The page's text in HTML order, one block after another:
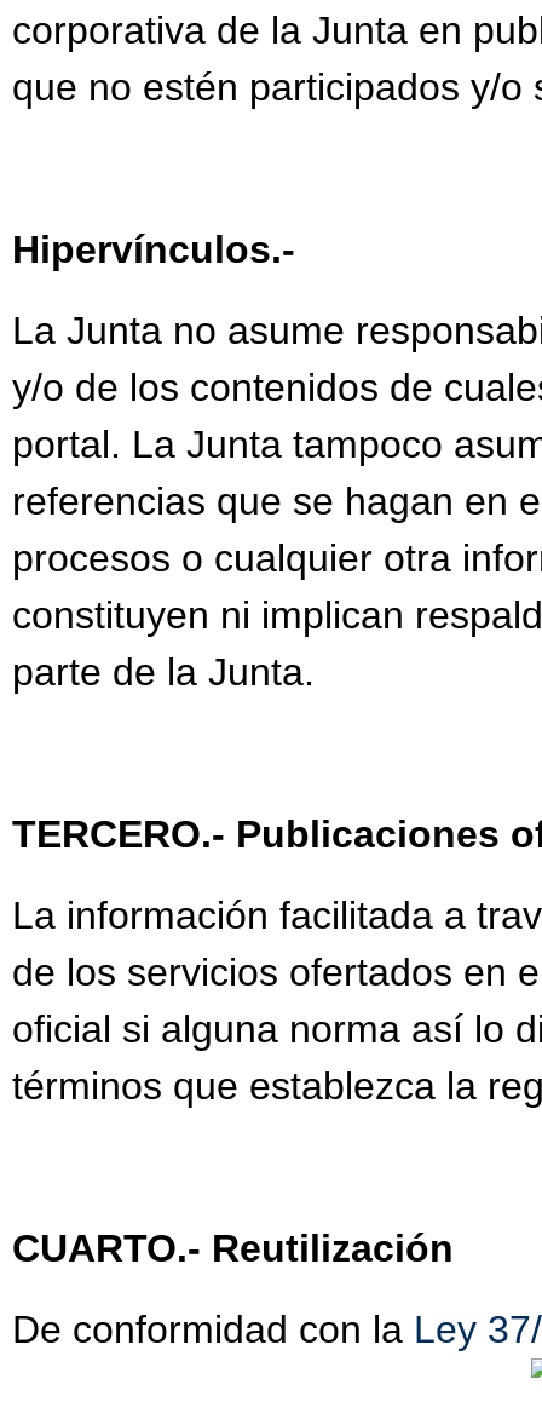
corporativa de la Junta en
que no estén participados y/
Hipervínculos.-
La Junta no asume
y/o de los contenidos de
portal. La Junta tampoco
referencias que se hagan en
procesos o cualquier otra
constituyen ni implican
parte de la Junta.
TERCERO.- Publicaciones
La información facilitada a
de los servicios ofertados en
oficial si alguna norma así lo
términos que establezca la
CUARTO.- Reutilización
De conformidad con la Ley